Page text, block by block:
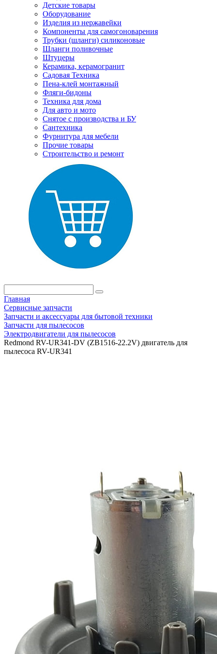
Детские товары
Оборудование
Изделия из нержавейки
Компоненты для самогоноварения
Трубки (шланги) силиконовые
Шланги поливочные
Штуцеры
Керамика, керамогранит
Садовая Техника
Пена-клей монтажный
Фляги-бидоны
Техника для дома
Для авто и мото
Снятое с производства и БУ
Сантехника
Фурнитура для мебели
Прочие товары
Строительство и ремонт
Главная
Сервисные запчасти
Запчасти и аксессуары для бытовой техники
Запчасти для пылесосов
Электродвигатели для пылесосов
Redmond RV-UR341-DV (ZB1516-22.2V) двигатель для
пылесоса RV-UR341